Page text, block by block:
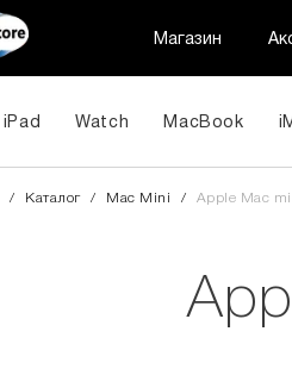
Магазин
iPad Watch MacBook
/ Каталог / Mac Mini / Apple Mac